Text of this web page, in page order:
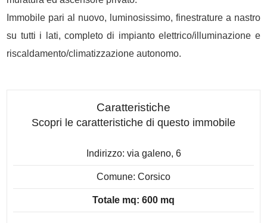
Immobile pari al nuovo, luminosissimo, finestrature a nastro
su tutti i lati, completo di impianto elettrico/illuminazione e
riscaldamento/climatizzazione autonomo.
Caratteristiche
Scopri le caratteristiche di questo immobile
Indirizzo: via galeno, 6
Comune: Corsico
Totale mq: 600 mq